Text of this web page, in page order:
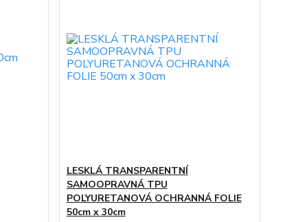
LESKLÁ TRANSPARENTNÍ
SAMOOPRAVNÁ TPU
POLYURETANOVÁ OCHRANNÁ FOLIE
50cm x 30cm